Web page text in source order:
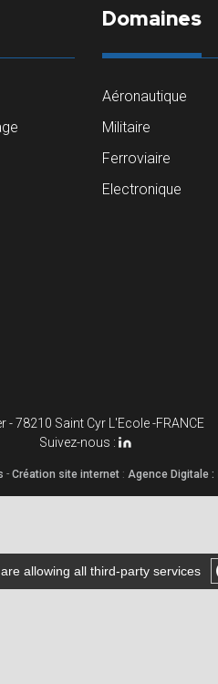
Domaines
Aéronautique
Militaire
Ferroviaire
Electronique
78210 Saint Cyr L'Ecole -FRANCE
Suivez-nous :
- Création site internet : Agence Digitale :
allowing all third-party services